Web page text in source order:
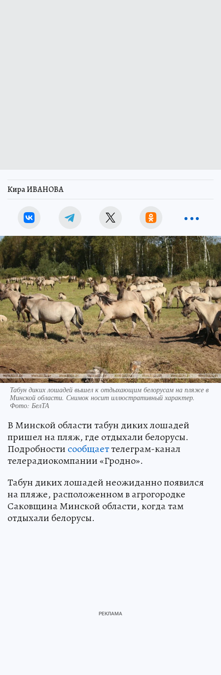
Кира ИВАНОВА
Табун диких лошадей вышел к отдыхающим белорусам на пляже в
Минской области. Снимок носит иллюстративный характер.
Фото: БелТА
В Минской области табун диких лошадей
пришел на пляж, где отдыхали белорусы.
Подробности сообщаеттелеграм-канал
телерадиокомпании «Гродно».
Табун диких лошадей неожиданно появился
на пляже, расположенном в агрогородке
Саковщина Минской области, когда там
отдыхали белорусы.